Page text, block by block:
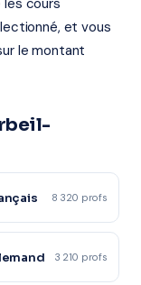
cours
et vous
le montant
8 320 profs
3 210 profs